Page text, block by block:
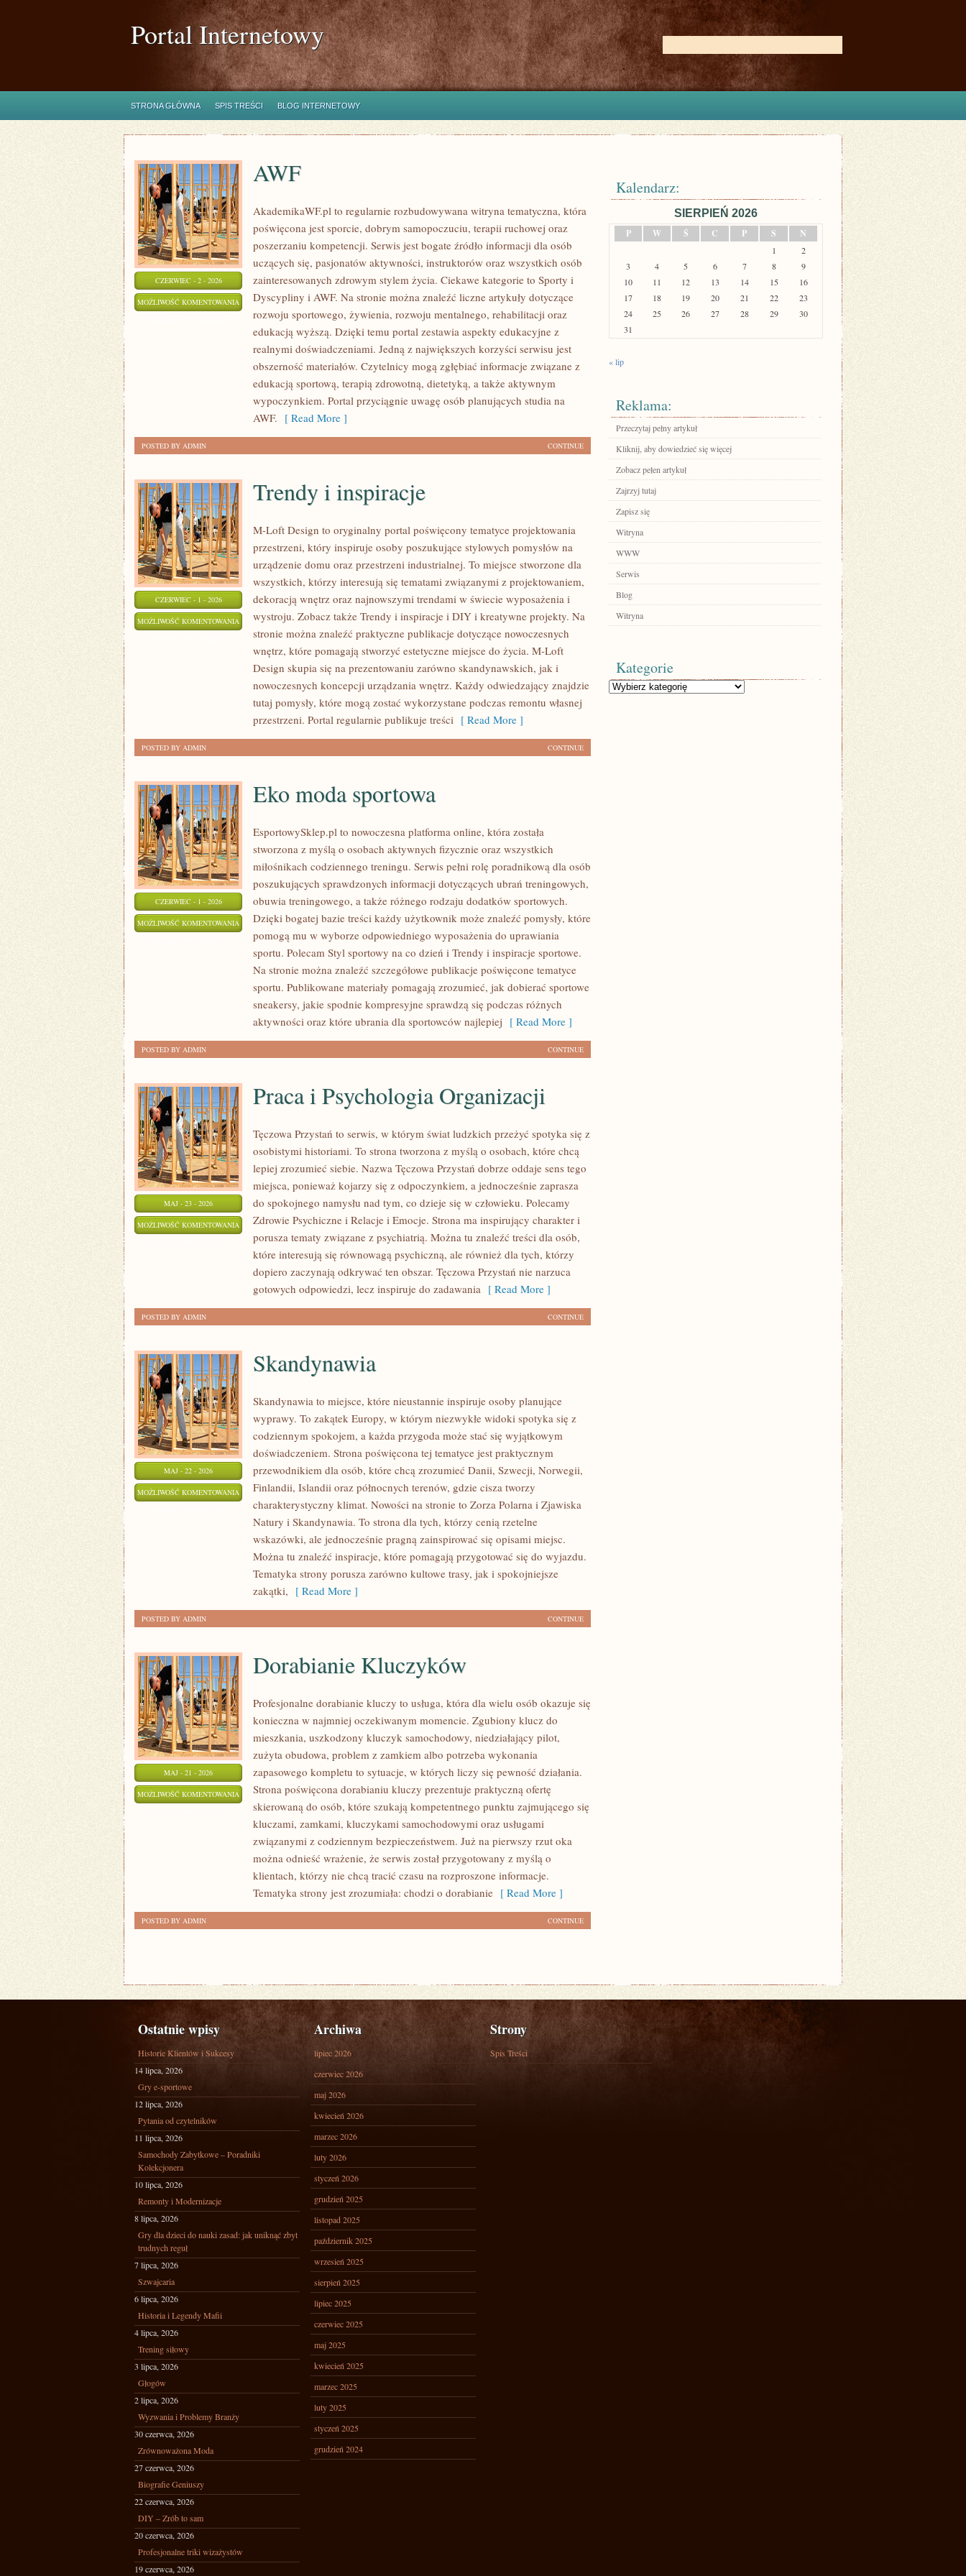
Portal Internetowy
STRONA GŁÓWNA SPIS TREŚCI BLOG INTERNETOWY
CZERWIEC - 2 - 2026
MOŻLIWOŚĆ KOMENTOWANIA AWF
AWF
AkademikaWF.pl to regularnie rozbudowywana witryna tematyczna, która
poświęcona jest sporcie, dobrym samopoczuciu, terapii ruchowej oraz
poszerzaniu kompetencji. Serwis jest bogate źródło informacji dla osób
uczących się, pasjonatów aktywności, instruktorów oraz wszystkich osób
zainteresowanych zdrowym stylem życia. Ciekawe kategorie to Sporty i
Dyscypliny i AWF. Na stronie można znaleźć liczne artykuły dotyczące
rozwoju sportowego, żywienia, rozwoju mentalnego, rehabilitacji oraz
edukacją wyższą. Dzięki temu portal zestawia aspekty edukacyjne z
realnymi doświadczeniami. Jedną z największych korzyści serwisu jest
obszerność materiałów. Czytelnicy mogą zgłębiać informacje związane z
edukacją sportową, terapią zdrowotną, dietetyką, a także aktywnym
wypoczynkiem. Portal przyciągnie uwagę osób planujących studia na
AWF. [ Read More ]
CONTINUE
POSTED BY ADMIN
CZERWIEC - 1 - 2026
MOŻLIWOŚĆ KOMENTOWANIA TRENDY
INSPIRACJE
Trendy i inspiracje
M-Loft Design to oryginalny portal poświęcony tematyce projektowania
przestrzeni, który inspiruje osoby poszukujące stylowych pomysłów na
urządzenie domu oraz przestrzeni industrialnej. To miejsce stworzone dla
wszystkich, którzy interesują się tematami związanymi z projektowaniem,
dekoracją wnętrz oraz najnowszymi trendami w świecie wyposażenia i
wystroju. Zobacz także Trendy i inspiracje i DIY i kreatywne projekty. Na
stronie można znaleźć praktyczne publikacje dotyczące nowoczesnych
wnętrz, które pomagają stworzyć estetyczne miejsce do życia. M-Loft
Design skupia się na prezentowaniu zarówno skandynawskich, jak i
nowoczesnych koncepcji urządzania wnętrz. Każdy odwiedzający znajdzie
tutaj pomysły, które mogą zostać wykorzystane podczas remontu własnej
przestrzeni. Portal regularnie publikuje treści [ Read More ]
CONTINUE
POSTED BY ADMIN
CZERWIEC - 1 - 2026
MOŻLIWOŚĆ KOMENTOWANIA
MODA
SPORTOWA
Eko moda sportowa
EsportowySklep.pl to nowoczesna platforma online, która została
stworzona z myślą o osobach aktywnych fizycznie oraz wszystkich
miłośnikach codziennego treningu. Serwis pełni rolę poradnikową dla osób
poszukujących sprawdzonych informacji dotyczących ubrań treningowych,
obuwia treningowego, a także różnego rodzaju dodatków sportowych.
Dzięki bogatej bazie treści każdy użytkownik może znaleźć pomysły, które
pomogą mu w wyborze odpowiedniego wyposażenia do uprawiania
sportu. Polecam Styl sportowy na co dzień i Trendy i inspiracje sportowe.
Na stronie można znaleźć szczegółowe publikacje poświęcone tematyce
sportu. Publikowane materiały pomagają zrozumieć, jak dobierać sportowe
sneakersy, jakie spodnie kompresyjne sprawdzą się podczas różnych
aktywności oraz które ubrania dla sportowców najlepiej [ Read More ]
CONTINUE
POSTED BY ADMIN
MAJ - 23 - 2026
MOŻLIWOŚĆ KOMENTOWANIA PRACA
PSYCHOLOGIA
ORGANIZACJI
Praca i Psychologia Organizacji
Tęczowa Przystań to serwis, w którym świat ludzkich przeżyć spotyka się z
osobistymi historiami. To strona tworzona z myślą o osobach, które chcą
lepiej zrozumieć siebie. Nazwa Tęczowa Przystań dobrze oddaje sens tego
miejsca, ponieważ kojarzy się z odpoczynkiem, a jednocześnie zaprasza
do spokojnego namysłu nad tym, co dzieje się w człowieku. Polecamy
Zdrowie Psychiczne i Relacje i Emocje. Strona ma inspirujący charakter i
porusza tematy związane z psychiatrią. Można tu znaleźć treści dla osób,
które interesują się równowagą psychiczną, ale również dla tych, którzy
dopiero zaczynają odkrywać ten obszar. Tęczowa Przystań nie narzuca
gotowych odpowiedzi, lecz inspiruje do zadawania [ Read More ]
CONTINUE
POSTED BY ADMIN
MAJ - 22 - 2026
MOŻLIWOŚĆ KOMENTOWANIA SKANDYNAWIA
Skandynawia
Skandynawia to miejsce, które nieustannie inspiruje osoby planujące
wyprawy. To zakątek Europy, w którym niezwykłe widoki spotyka się z
codziennym spokojem, a każda przygoda może stać się wyjątkowym
doświadczeniem. Strona poświęcona tej tematyce jest praktycznym
przewodnikiem dla osób, które chcą zrozumieć Danii, Szwecji, Norwegii,
Finlandii, Islandii oraz północnych terenów, gdzie cisza tworzy
charakterystyczny klimat. Nowości na stronie to Zorza Polarna i Zjawiska
Natury i Skandynawia. To strona dla tych, którzy cenią rzetelne
wskazówki, ale jednocześnie pragną zainspirować się opisami miejsc.
Można tu znaleźć inspiracje, które pomagają przygotować się do wyjazdu.
Tematyka strony porusza zarówno kultowe trasy, jak i spokojniejsze
zakątki, [ Read More ]
CONTINUE
POSTED BY ADMIN
MAJ - 21 - 2026
MOŻLIWOŚĆ KOMENTOWANIA DORABIANIE
KLUCZYKÓW
Dorabianie Kluczyków
Profesjonalne dorabianie kluczy to usługa, która dla wielu osób okazuje się
konieczna w najmniej oczekiwanym momencie. Zgubiony klucz do
mieszkania, uszkodzony kluczyk samochodowy, niedziałający pilot,
zużyta obudowa, problem z zamkiem albo potrzeba wykonania
zapasowego kompletu to sytuacje, w których liczy się pewność działania.
Strona poświęcona dorabianiu kluczy prezentuje praktyczną ofertę
skierowaną do osób, które szukają kompetentnego punktu zajmującego się
kluczami, zamkami, kluczykami samochodowymi oraz usługami
związanymi z codziennym bezpieczeństwem. Już na pierwszy rzut oka
można odnieść wrażenie, że serwis został przygotowany z myślą o
klientach, którzy nie chcą tracić czasu na rozproszone informacje.
Tematyka strony jest zrozumiała: chodzi o dorabianie [ Read More ]
CONTINUE
POSTED BY ADMIN
Kalendarz:
SIERPIEŃ 2026
P
W Ś C P S N
1
2
3
4 5 6 7 8
9
10
11 12 13 14 15
16
17
18 19 20 21 22
23
24
25 26 27 28 29
30
31
« lip
Reklama:
Przeczytaj pełny artykuł
Kliknij, aby dowiedzieć się więcej
Zobacz pełen artykuł
Zajrzyj tutaj
Zapisz się
Witryna
WWW
Serwis
Blog
Witryna
Kategorie
Kategorie
Ostatnie wpisy
Historie Klientów i Sukcesy
14 lipca, 2026
Gry e-sportowe
12 lipca, 2026
Pytania od czytelników
11 lipca, 2026
Samochody Zabytkowe – Poradniki
Kolekcjonera
10 lipca, 2026
Remonty i Modernizacje
8 lipca, 2026
Gry dla dzieci do nauki zasad: jak uniknąć zbyt
trudnych reguł
7 lipca, 2026
Szwajcaria
6 lipca, 2026
Historia i Legendy Mafii
4 lipca, 2026
Trening siłowy
3 lipca, 2026
Głogów
2 lipca, 2026
Wyzwania i Problemy Branży
30 czerwca, 2026
Zrównoważona Moda
27 czerwca, 2026
Biografie Geniuszy
22 czerwca, 2026
DIY – Zrób to sam
20 czerwca, 2026
Profesjonalne triki wizażystów
19 czerwca, 2026
Archiwa
lipiec 2026
czerwiec 2026
maj 2026
kwiecień 2026
marzec 2026
luty 2026
styczeń 2026
grudzień 2025
listopad 2025
październik 2025
wrzesień 2025
sierpień 2025
lipiec 2025
czerwiec 2025
maj 2025
kwiecień 2025
marzec 2025
luty 2025
styczeń 2025
grudzień 2024
Strony
Spis Treści